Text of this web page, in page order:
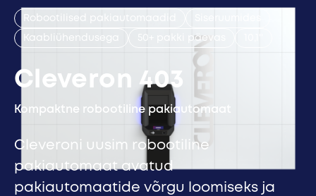
Robootilised pakiautomaadid
Kaabliühendusega 50+ pakki päevas
Cleveron 403
Kompaktne robootiline pakiautomaat
Cleveroni uusim robootiline
pakiautomaat avatud
pakiautomaatide võrgu loomiseks ja